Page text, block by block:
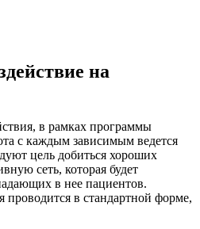
на
в рамках программы
с каждым зависимым ведется
цель добиться хороших
сеть, которая будет
в нее пациентов.
проводится в стандартной форме,